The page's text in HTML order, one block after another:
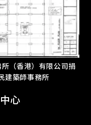
（香港）有限公司捐
建築師事務所
心
一世纪视觉